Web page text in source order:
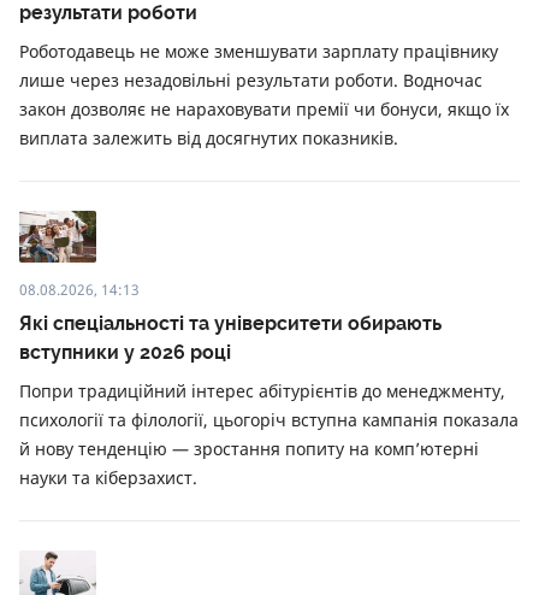
результати роботи
Роботодавець не може зменшувати зарплату працівнику
лише через незадовільні результати роботи. Водночас
закон дозволяє не нараховувати премії чи бонуси, якщо їх
виплата залежить від досягнутих показників.
08.08.2026, 14:13
Які спеціальності та університети обирають
вступники у 2026 році
Попри традиційний інтерес абітурієнтів до менеджменту,
психології та філології, цьогоріч вступна кампанія показала
й нову тенденцію — зростання попиту на комп’ютерні
науки та кіберзахист.